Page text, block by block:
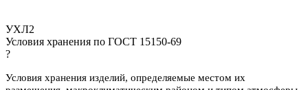
УХЛ2
Условия хранения по ГОСТ 15150-69
?
Условия хранения изделий, определяемые местом их